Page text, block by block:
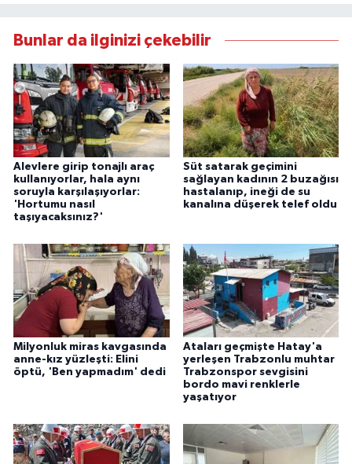
Bunlar da ilginizi çekebilir
Alevlere girip tonajlı araç
kullanıyorlar, hala aynı
soruyla karşılaşıyorlar:
'Hortumu nasıl
taşıyacaksınız?'
Süt satarak geçimini
sağlayan kadının 2 buzağısı
hastalanıp, ineği de su
kanalına düşerek telef oldu
Milyonluk miras kavgasında
anne-kız yüzleşti: Elini
öptü, 'Ben yapmadım' dedi
Ataları geçmişte Hatay'a
yerleşen Trabzonlu muhtar
Trabzonspor sevgisini
bordo mavi renklerle
yaşatıyor